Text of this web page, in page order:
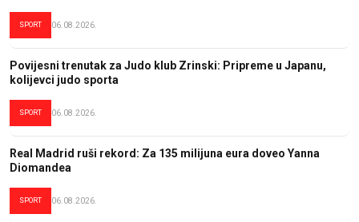
SPORT 06.08.2026.
Povijesni trenutak za Judo klub Zrinski: Pripreme u Japanu,
kolijevci judo sporta
SPORT 06.08.2026.
Real Madrid ruši rekord: Za 135 milijuna eura doveo Yanna
Diomandea
SPORT 06.08.2026.